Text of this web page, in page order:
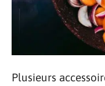
Plusieurs